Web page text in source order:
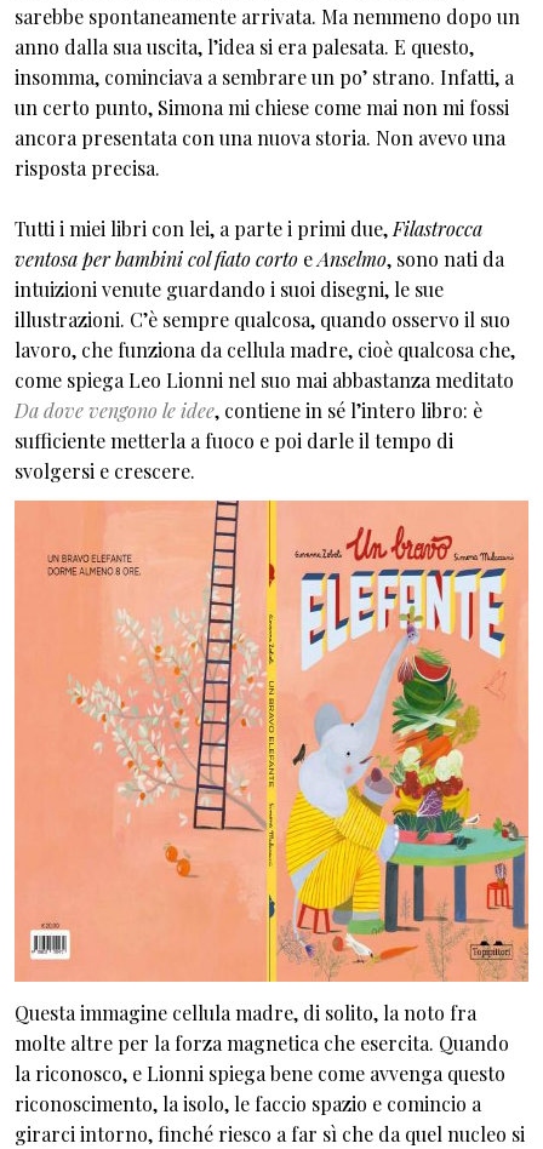
sarebbe spontaneamente arrivata. Ma nemmeno dopo un
anno dalla sua uscita, l’idea si era palesata. E questo,
insomma, cominciava a sembrare un po’ strano. Infatti, a
un certo punto, Simona mi chiese come mai non mi fossi
ancora presentata con una nuova storia. Non avevo una
risposta precisa.
Tutti i miei libri con lei, a parte i primi due, Filastrocca
ventosa per bambini col fiato corto eAnselmo, sono nati da
intuizioni venute guardando i suoi disegni, le sue
illustrazioni. C’è sempre qualcosa, quando osservo il suo
lavoro, che funziona da cellula madre, cioè qualcosa che,
come spiega Leo Lionni nel suo mai abbastanza meditato
Da dove vengono le idee, contiene in sé l’intero libro: è
sufficiente metterla a fuoco e poi darle il tempo di
svolgersi e crescere.
Questa immagine cellula madre, di solito, la noto fra
molte altre per la forza magnetica che esercita. Quando
la riconosco, e Lionni spiega bene come avvenga questo
riconoscimento, la isolo, le faccio spazio e comincio a
girarci intorno, finché riesco a far sì che da quel nucleo si